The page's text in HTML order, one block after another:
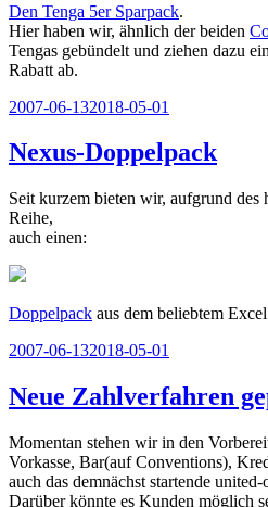
Den Tenga 5er Sparpack.
Hier haben wir, ähnlich der beiden
Tengas gebündelt und ziehen dazu
Rabatt ab.
Veröffentlicht
2007-06-132018-05-01
Nexus-Doppelpack
Seit kurzem bieten wir, aufgrund des
Reihe,
auch einen:
Doppelpack aus dem beliebtem
Veröffentlicht
2007-06-132018-05-01
Neue Zahlverfahren
Momentan stehen wir in den
Vorkasse, Bar(auf Conventions),
auch das demnächst startende
Darüber könnte es Kunden möglich